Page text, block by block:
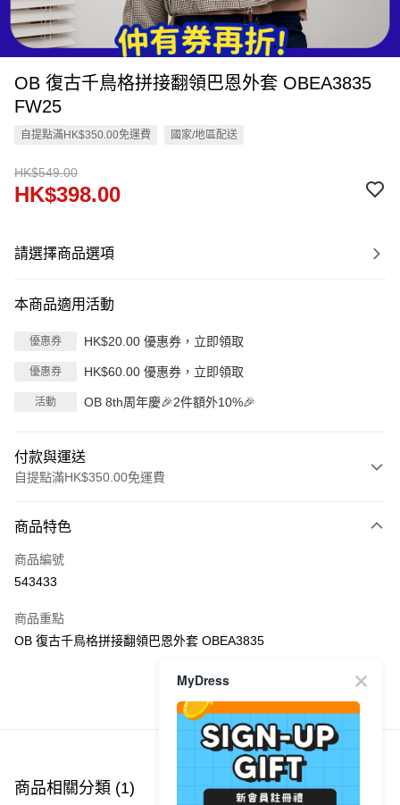
OB 復古千鳥格拼接翻領巴恩外套 OBEA3835
FW25
自提點滿HK$350.00免運費 國家/地區配送
HK$549.00
HK$398.00
請選擇商品選項
本商品適用活動
優惠券 HK$20.00 優惠券，立即領取
優惠券 HK$60.00 優惠券，立即領取
活動 OB 8th周年慶🎉2件額外10%🎉
付款與運送
自提點滿HK$350.00免運費
信用卡
Apple Pay
PayMe
每筆HK$40.00，滿HK$350.00或以上免運費
付款後順豐站及營業點
商品特色
商品編號
543433
商品重點
OB 復古千鳥格拼接翻領巴恩外套 OBEA3835
商品推薦
商品相關分類 (1)
MyDress